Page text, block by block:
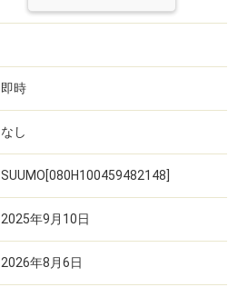
即時
なし
SUUMO[080H100459482148]
2025年9月10日
2026年8月6日